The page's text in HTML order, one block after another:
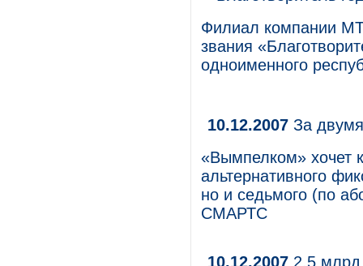
Филиал компании
звания
одноименного
10.12.2007 За
«Вымпелком» хочет
альтернативного
но и седьмого (по
СМАРТС
10.12.2007 2,5